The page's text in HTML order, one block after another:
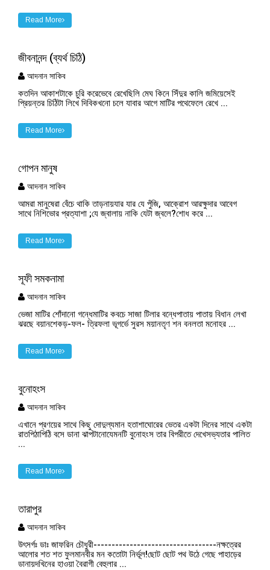
Read More
জীবনানন্দ (ব্যর্থ চিঠি)
আদনান সাকিব
কতদিন আকাশটাকে চুরি করেভেবে রেখেছিলি মেঘ কিনে সিঁদুর কালি জমিয়েসেই
প্রিয়ন্তর চিঠিটা লিখে দিবিকখনো চলে যাবার আগে মাটির পথেফেলে রেখে ...
Read More
গোপন মানুষ
আদনান সাকিব
আমরা মানুষেরা বেঁচে থাকি তাড়নায়যার যার যে পুঁজি, আক্রোশ আরক্ষুদার আবেগ
সাথে নিশিভোর প্রত্যাশা ;যে জ্বালায় নাকি যেটা জ্বলে?শোধ করে ...
Read More
সূফী সমকনামা
আদনান সাকিব
ভেজা মাটির শোঁদানো গন্ধেমাটির কবচে সাজা টিলার বন্ধেপাতায় পাতায় বিধান লেখা
ঝরছে বয়ানশেকড়-ফল- ত্রিফলা ভূগর্ভে সুরস ময়ানতৃণ শন বনলতা মনোহর ...
Read More
বুনোহংস
আদনান সাকিব
এখানে প্রণয়ের সাথে কিছু দোদুল্যমান হতাশাঘোরের ভেতর একটা দিনের সাথে একটা
রাতপিঠাপিঠি বসে ডানা ঝাপটানোযেমনটি বুনোহংস তার বিপরীতে দেখেসভ্যতার পালিত
...
Read More
তারাপুর
আদনান সাকিব
উৎসর্গঃ ডাঃ জাফরিন চৌধুরী----------------------------------নক্ষত্রের
আলোর শত শত ফুলমানবীর মন কতোটা নির্ভূল!ছোট ছোট পথ উঠে গেছে পাহাড়ের
ডানায়দখিনের হাওয়া বৈরাগী বেহুলার ...